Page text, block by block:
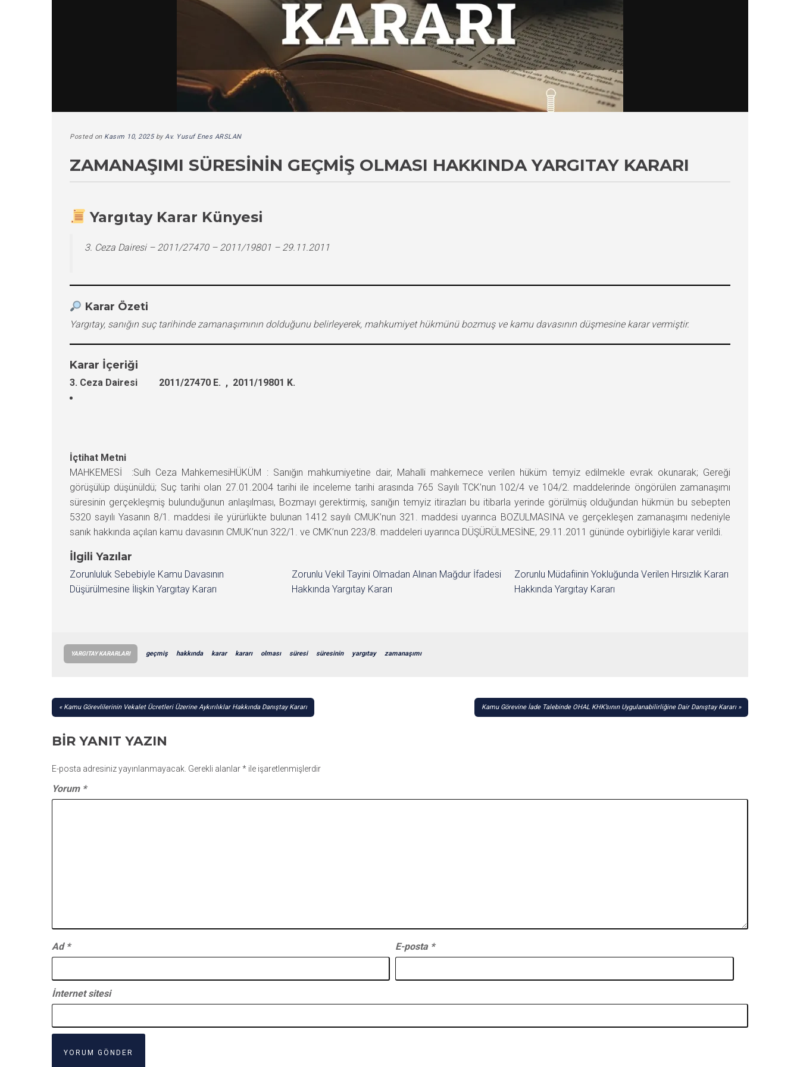
Posted on Kasım 10, 2025byAv. Yusuf Enes ARSLAN
ZAMANAŞIMI SÜRESININ GEÇMIŞ OLMASI HAKKINDA YARGITAY KARARI
Yargıtay Karar Künyesi
3. Ceza Dairesi – 2011/27470 – 2011/19801 – 29.11.2011
Karar Özeti
Yargıtay, sanığın suç tarihinde zamanaşımının dolduğunu belirleyerek, mahkumiyet hükmünü bozmuş ve kamu davasının düşmesine karar vermiştir.
Karar İçeriği
3. Ceza Dairesi 2011/27470 E. , 2011/19801 K.
İçtihat Metni
MAHKEMESİ :Sulh Ceza MahkemesiHÜKÜM : Sanığın mahkumiyetine dair, Mahalli mahkemece verilen hüküm temyiz edilmekle evrak okunarak; Gereği
görüşülüp düşünüldü; Suç tarihi olan 27.01.2004 tarihi ile inceleme tarihi arasında 765 Sayılı TCK’nun 102/4 ve 104/2. maddelerinde öngörülen zamanaşımı
süresinin gerçekleşmiş bulunduğunun anlaşılması, Bozmayı gerektirmiş, sanığın temyiz itirazları bu itibarla yerinde görülmüş olduğundan hükmün bu sebepten
5320 sayılı Yasanın 8/1. maddesi ile yürürlükte bulunan 1412 sayılı CMUK’nun 321. maddesi uyarınca BOZULMASINA ve gerçekleşen zamanaşımı nedeniyle
sanık hakkında açılan kamu davasının CMUK’nun 322/1. ve CMK’nun 223/8. maddeleri uyarınca DÜŞÜRÜLMESİNE, 29.11.2011 gününde oybirliğiyle karar verildi.
İlgili Yazılar
Zorunluluk Sebebiyle Kamu Davasının
Düşürülmesine İlişkin Yargıtay Kararı
Zorunlu Vekil Tayini Olmadan Alınan Mağdur İfadesi
Hakkında Yargıtay Kararı
Zorunlu Müdafiinin Yokluğunda Verilen Hırsızlık Kararı
Hakkında Yargıtay Kararı
YARGITAY KARARLARI geçmiş hakkında karar kararı olması süresi süresinin yargıtay zamanaşımı
YAZI
Kamu Görevlilerinin Vekalet Ücretleri Üzerine Aykırılıklar Hakkında Danıştay Kararı Kamu Görevine İade Talebinde OHAL KHK’sının Uygulanabilirliğine Dair Danıştay Kararı
BIR YANIT YAZIN
E-posta adresiniz yayınlanmayacak. Gerekli alanlar* ile işaretlenmişlerdir
Yorum *
Ad * E-posta *
İnternet sitesi